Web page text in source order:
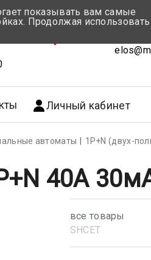
Личный кабинет
автоматы 1Р+N (двух-
40А
все товары
SHСET
показывать вам самые
Продолжая